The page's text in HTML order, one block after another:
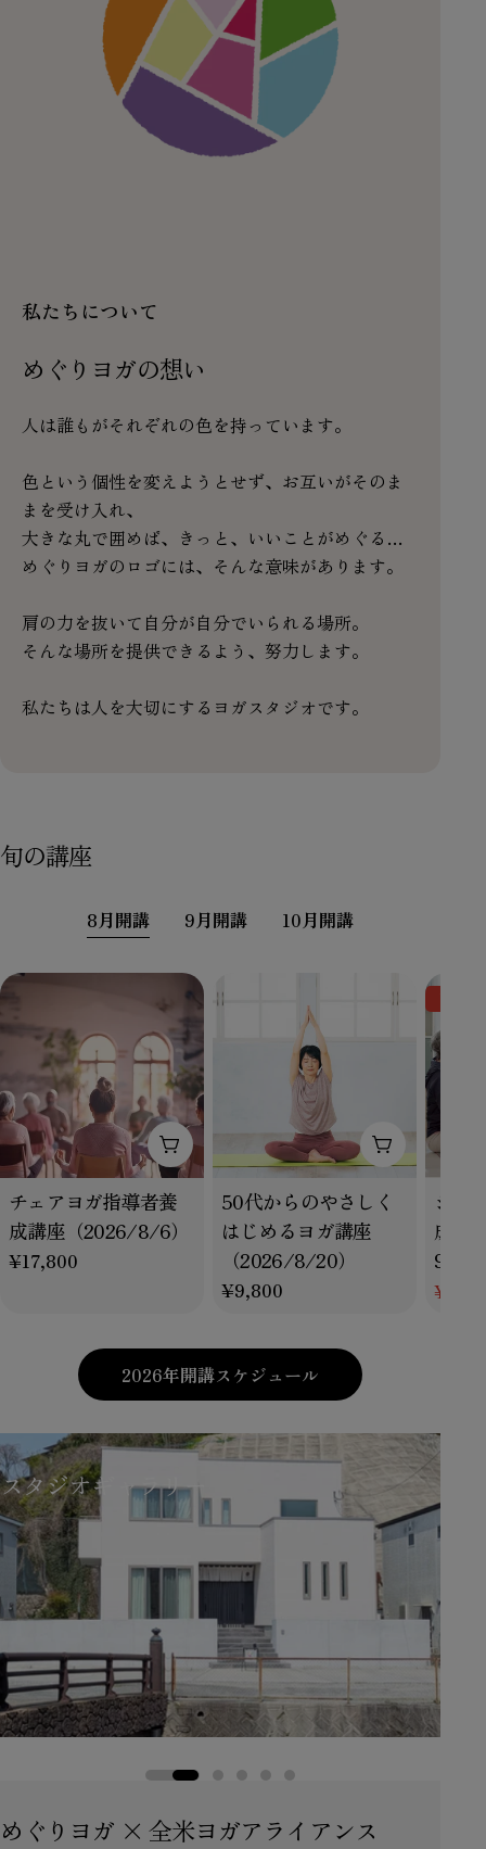
私たちについて
めぐりヨガの想い
人は誰もがそれぞれの色を持っています。
色という個性を変えようとせず、お互いがそのま
まを受け入れ、
大きな丸で囲めば、きっと、いいことがめぐる…
めぐりヨガのロゴには、そんな意味があります。
肩の力を抜いて自分が自分でいられる場所。
そんな場所を提供できるよう、努力します。
私たちは人を大切にするヨガスタジオです。
旬の講座
8月開講 9月開講 10月開講
カートに追加
タ
イ
プ：
チェアヨガ指導者養
成講座（2026/8/6）
通
¥17,800
カートに追
タ
イ
プ：
50代からのやさしく
はじめるヨガ講座
（2026/8/20）
通
格
¥9,800
タ
イ
プ：
シニ
成講
9/7,
特
通
2026年開講スケジュール
スタジオギャラリー
スタジオギャラリー
めぐりヨガ × 全米ヨガアライアンス